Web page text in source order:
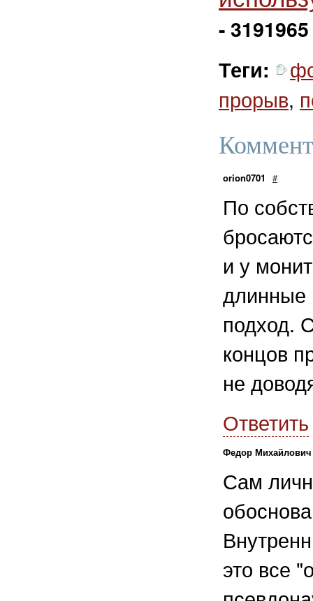
- 3191965
Теги:
прорыв,
orion0701 #
По
и у
длинные
подход.
концов
не
Ответить
Федор
Сам
это все